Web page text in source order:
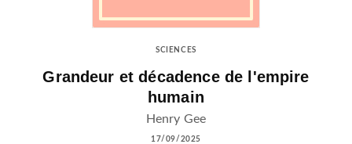
SCIENCES
Grandeur et décadence de l'empire
humain
Henry Gee
17/09/2025